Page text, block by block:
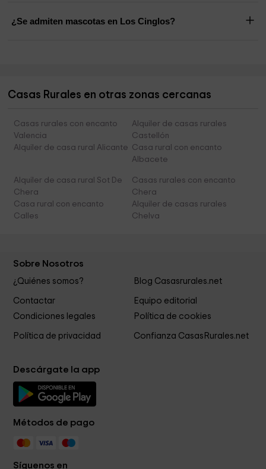
¿Se admiten mascotas en Los Cinglos?
Casas Rurales en otras zonas cercanas
Casas rurales con encanto
Valencia
Alquiler de casas rurales
Castellón
Alquiler de casa rural Alicante Casa rural con encanto
Albacete
Alquiler de casa rural Sot De
Chera
Casas rurales con encanto
Chera
Casa rural con encanto
Calles
Alquiler de casas rurales
Chelva
Sobre Nosotros
¿Quiénes somos? Blog Casasrurales.net
Contactar
Equipo editorial
Condiciones legales
Política de cookies
Política de privacidad Confianza CasasRurales.net
Descárgate la app
Métodos de pago
Síguenos en